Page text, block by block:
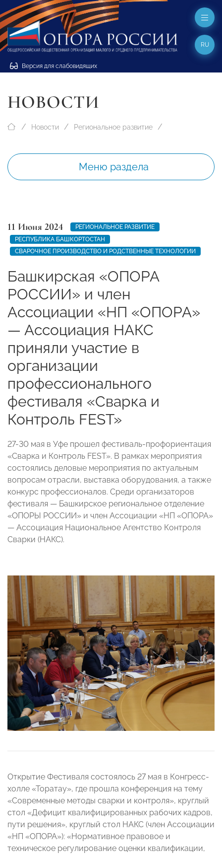
Версия для слабовидящих
RU
НОВОСТИ
Новости Региональное развитие
Меню раздела
11 Июня 2024
РЕГИОНАЛЬНОЕ РАЗВИТИЕ
РЕСПУБЛИКА БАШКОРТОСТАН
СВАРОЧНОЕ ПРОИЗВОДСТВО И РОДСТВЕННЫЕ ТЕХНОЛОГИИ
Башкирская «ОПОРА
РОССИИ» и член
Ассоциации «НП «ОПОРА»
— Ассоциация НАКС
приняли участие в
организации
профессионального
фестиваля «Сварка и
Контроль FEST»
27-30 мая в Уфе прошел фестиваль-профориентация
«Сварка и Контроль FEST». В рамках мероприятия
состоялись деловые мероприятия по актуальным
вопросам отрасли, выставка оборудования, а также
конкурс профессионалов. Среди организаторов
фестиваля — Башкирское региональное отделение
«ОПОРЫ РОССИИ» и член Ассоциации «НП «ОПОРА»
— Ассоциация Национальное Агентство Контроля
Сварки (НАКС).
Открытие Фестиваля состоялось 27 мая в Конгресс-
холле «Торатау», где прошла конференция на тему
«Современные методы сварки и контроля», круглый
стол «Дефицит квалифицированных рабочих кадров,
пути решения», круглый стол НАКС (член Ассоциации
«НП «ОПОРА»): «Нормативное правовое и
техническое регулирование оценки квалификации,